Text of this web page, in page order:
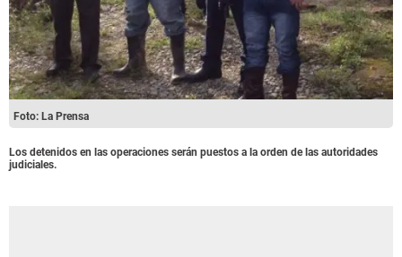
Foto: La Prensa
Los detenidos en las operaciones serán puestos a la orden de las autoridades
judiciales.